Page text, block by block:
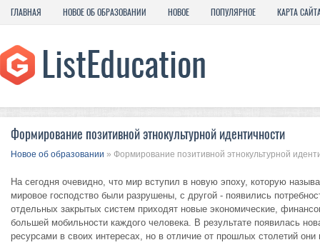
ГЛАВНАЯ НОВОЕ ОБ ОБРАЗОВАНИИ НОВОЕ ПОПУЛЯРНОЕ КАРТА
Формирование позитивной этнокультурной идентичности
Новое об образовании » Формирование позитивной этнокультурной
На сегодня очевидно, что мир вступил в новую эпоху, которую
мировое господство были разрушены, с другой - появились
отдельных закрытых систем приходят новые экономические,
большей мобильности каждого человека. В результате появилась
ресурсами в своих интересах, но в отличие от прошлых столетий